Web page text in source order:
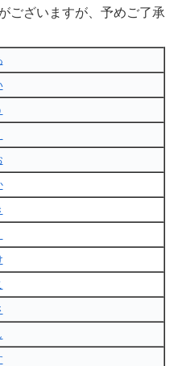
ございますが、予めご了承